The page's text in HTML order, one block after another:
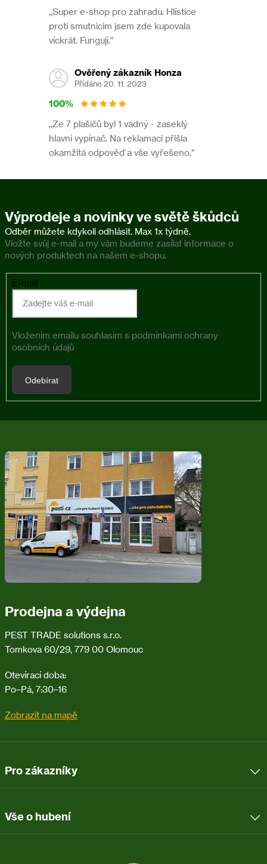
nepoučenými osobami. Pří manipulaci s přípravkem dodržujte
pokyny z návodu k použití.
údaje na obalu a připojené informace na výrobku.
Nekopírujte texty ani fotografie.
Tento text je chráněn autorským zákonem. K jeho použití
potřebujete předchozí písemný souhlas redakce webu
www.pasti.cz
Kategorie: Proti blechám
Druh přípravku: Pipeta
Zvíře:
,,Super e-shop pro zahradu. Hlístice
proti smutnicim jsem zde kupovala
víckrát. Fungují.”
Ověřený zákazník Honza
Přidáno 20. 11. 2023
100%
,,Ze 7 plašičů byl 1 vadný - zaseklý
hlavní vypínač. Na reklamaci přišla
okamžitá odpověď a vše vyřešeno.”
Výprodeje a novinky ve světě škůdců
Vložte svůj e-mail a my vám budeme zasílat informace o
nových produktech na našem e-shopu.
E-mail
Vložením emailu souhlasím s podmínkami ochrany
osobních údajů
Odebírat
p
a
Prodejna a výdejna
PEST TRADE solutions s.r.o.
Tomkova 60/29, 779 00 Olomouc
Otevírací doba:
Po–Pá, 7:30–16
Zobrazit na mapě
Pro zákazníky
Vše o hubení